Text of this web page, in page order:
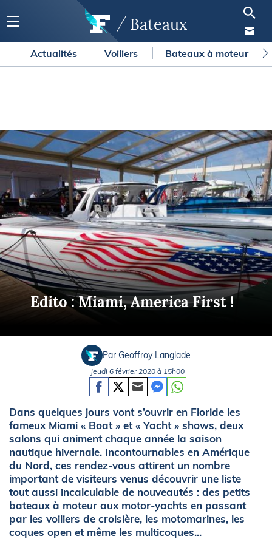
Bateaux
Actualités Voiliers Bateaux à moteur
Edito : Miami, America First !
Par Geoffroy Langlade
Jeudi 6 février 2020 à 15h00
Dans quelques jours vont s’ouvrir en Floride les
fameux Miami « Boat » et « Yacht » shows, deux
salons qui animent chaque année la saison
nautique hivernale. Incontournables en Amérique
du Nord, ces rendez-vous attirent un nombre
important de visiteurs venus découvrir une liste
tout aussi incalculable de nouveautés : des petits
bateaux à moteur aux motor-yachts en passant
par les voiliers de croisière, les motomarines, les
coques open et même les multicoques...